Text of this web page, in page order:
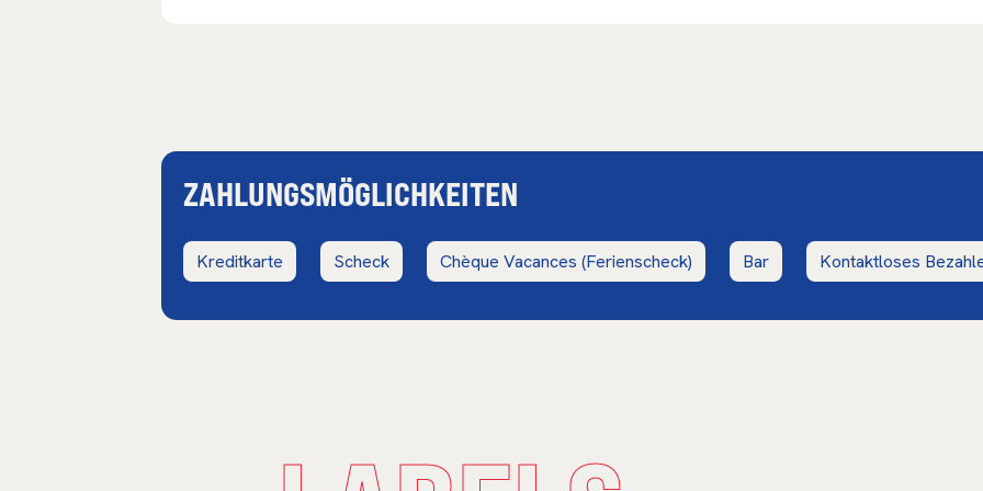
ZAHLUNGSMÖGLICHKEITEN
Kreditkarte Scheck Chèque Vacances (Ferienscheck) Bar Kontaktloses